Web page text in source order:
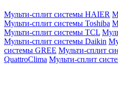
Мульти-сплит системы HAIER
Мульти-сплит системы Toshiba
Мульти-сплит системы TCL
Мульти-сплит системы Daikin
системы GREE Мульти-сплит
QuattroClima Мульти-сплит